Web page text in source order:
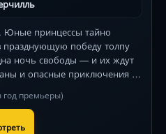
Юные принцессы тайно
празднующую победу толпу
ночь свободы — и их ждут
и опасные приключения с
год премьеры)